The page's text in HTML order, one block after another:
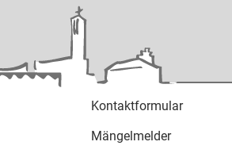
Kontaktformular
Mängelmelder